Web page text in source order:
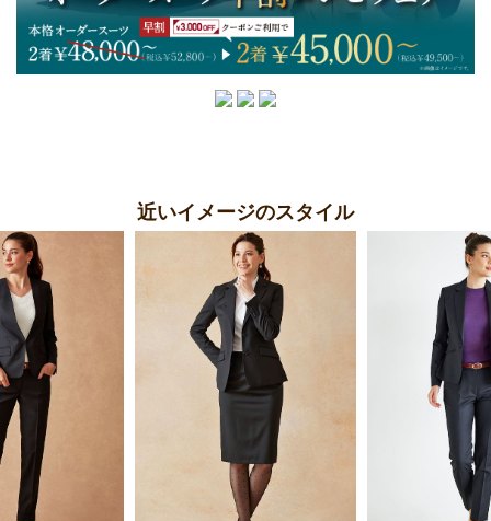
近いイメージのスタイル